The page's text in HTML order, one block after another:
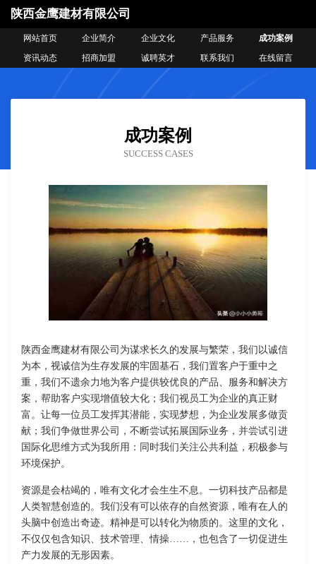
陕西金鹰建材有限公司
网站首页 企业简介 企业文化 产品服务
成功案例
资讯动态
招商加盟 诚聘英才 联系我们 在线留言
成功案例
SUCCESS CASES
陕西金鹰建材有限公司为谋求长久的发展与繁荣，我们以诚信
为本，视诚信为生存发展的牢固基石，我们置客户于重中之
重，我们不遗余力地为客户提供较优良的产品、服务和解决方
案，帮助客户实现增值较大化；我们视员工为企业的真正财
富。让每一位员工发挥其潜能，实现梦想，为企业发展多做贡
献；我们争做世界公司，不断尝试拓展国际业务，并尝试引进
国际化思维方式为我所用：同时我们关注公共利益，积极参与
环境保护。
资源是会枯竭的，唯有文化才会生生不息。一切科技产品都是
人类智慧创造的。我们没有可以依存的自然资源，唯有在人的
头脑中创造出奇迹。精神是可以转化为物质的。这里的文化，
不仅仅包含知识、技术管理、情操……，也包含了一切促进生
产力发展的无形因素。